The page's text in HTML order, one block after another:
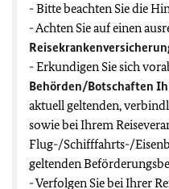
- Bitte beachten Sie die
- Achten Sie auf einen
- Erkundigen Sie sich
Behörden/Botschaften
aktuell geltenden,
sowie bei Ihrem
Flug-/Schifffahrts-/
geltenden
- Verfolgen Sie bei Ihrer